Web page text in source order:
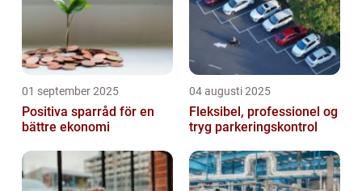
01 september 2025
Positiva sparråd för en
bättre ekonomi
04 augusti 2025
Fleksibel, professionel og
tryg parkeringskontrol